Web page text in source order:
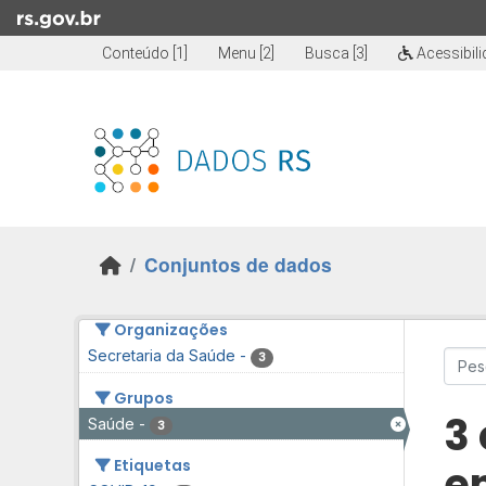
Skip to main content
Conteúdo [1] Menu [2] Busca [3]
Conjuntos de dados
Organizações
Secretaria da Saúde - 3
Grupos
Saúde - 3
Etiquetas
3